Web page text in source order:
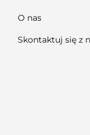
O nas
Skontaktuj się z